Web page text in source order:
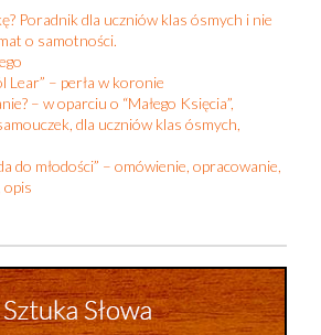
Poradnik dla uczniów klas ósmych i nie
o samotności.
Lear” – perła w koronie
– w oparciu o “Małego Księcia”,
dla uczniów klas ósmych,
do młodości” – omówienie, opracowanie,
opis